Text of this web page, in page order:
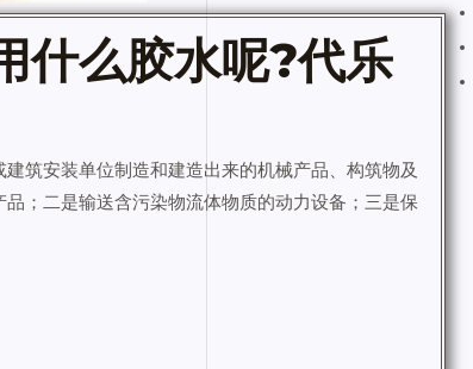
什么胶水呢?代乐
筑安装单位制造和建造出来的机械产品、构筑物及
；二是输送含污染物流体物质的动力设备；三是保